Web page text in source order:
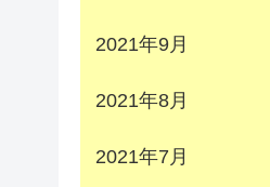
2021年9月
2021年8月
2021年7月